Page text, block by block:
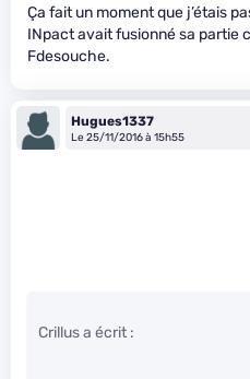
Ça fait un moment que j’étais
INpact avait fusionné sa partie
Fdesouche.
Hugues1337
Le 25/11/2016 à 15h55
Crillus a écrit :